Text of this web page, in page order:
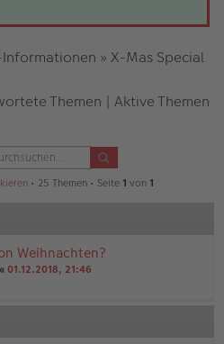
» X-Mas Special
Themen | Aktive Themen
• 25 Themen • Seite 1 von 1
Weihnachten?
« 01.12.2018, 21:46